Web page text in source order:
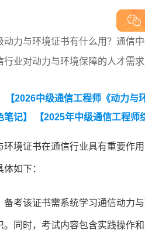
动力与环境证书有什么用？通信
业对动力与环境保障的人才需求
【2026中级通信工程师《动力与
记】
【2025年中级通信工程师
环境证书在通信行业具有重要作
如下：
备考该证书需系统学习通信动力
。同时，考试内容包含实践操作